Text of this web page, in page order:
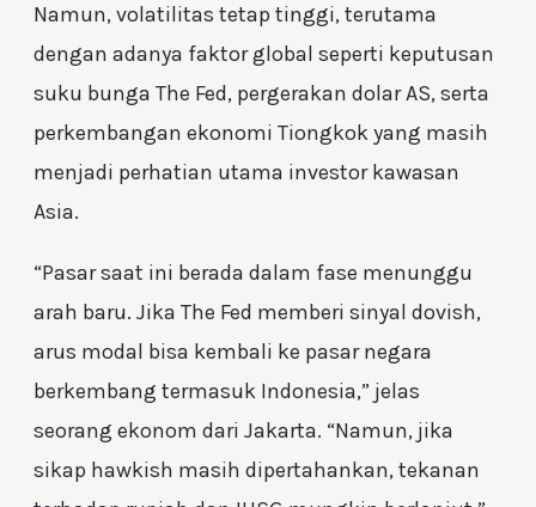
Namun, volatilitas tetap tinggi, terutama
dengan adanya faktor global seperti keputusan
suku bunga The Fed, pergerakan dolar AS, serta
perkembangan ekonomi Tiongkok yang masih
menjadi perhatian utama investor kawasan
Asia.
“Pasar saat ini berada dalam fase menunggu
arah baru. Jika The Fed memberi sinyal dovish,
arus modal bisa kembali ke pasar negara
berkembang termasuk Indonesia,” jelas
seorang ekonom dari Jakarta. “Namun, jika
sikap hawkish masih dipertahankan, tekanan